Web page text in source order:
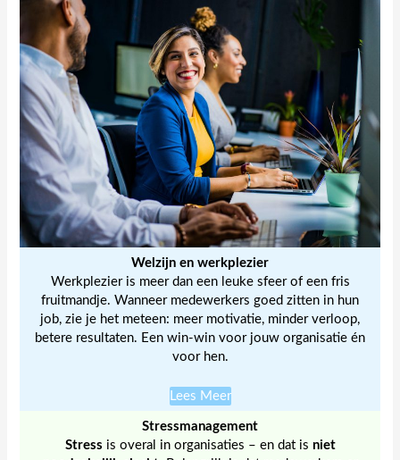
Welzijn en werkplezier
Werkplezier is meer dan een leuke sfeer of een fris
fruitmandje. Wanneer medewerkers goed zitten in hun
job, zie je het meteen: meer motivatie, minder verloop,
betere resultaten. Een win-win voor jouw organisatie én
voor hen.
Lees Meer
Stressmanagement
Stress is overal in organisaties – en dat is niet